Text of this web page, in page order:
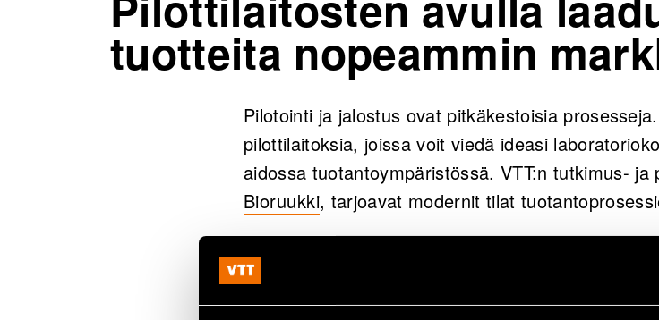
tuotteita nopeammin
Pilotointi ja jalostus ovat pitkäkestoisia
pilottilaitoksia, joissa voit viedä ideasi
aidossa tuotantoympäristössä. VTT:n tutkimus-
Bioruukki, tarjoavat modernit tilat
Infrastruktuurin lisäksi laaja
kehittämisprosessien joka askeleella.
yksilöllisten tarpeiden mukaan. Sopiva